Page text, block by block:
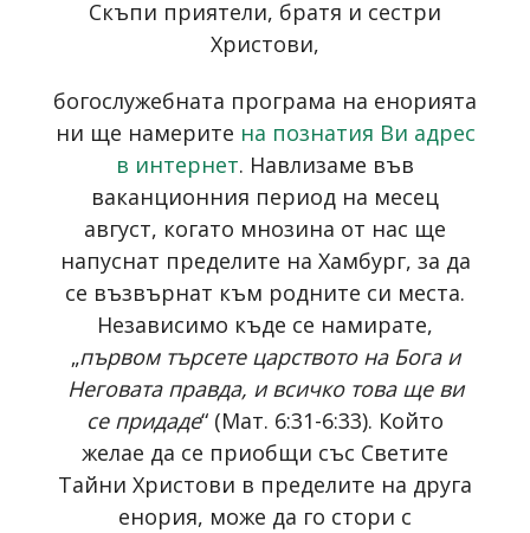
Скъпи приятели, братя и сестри
Христови,
богослужебната програма на енорията
ни ще намерите на познатия Ви адрес
в интернет. Навлизаме във
ваканционния период на месец
август, когато мнозина от нас ще
напуснат пределите на Хамбург, за да
се възвърнат към родните си места.
Независимо къде се намирате,
„първом търсете царството на Бога и
Неговата правда, и всичко това ще ви
се придаде“ (Мат. 6:31-6:33). Който
желае да се приобщи със Светите
Тайни Христови в пределите на друга
енория, може да го стори с